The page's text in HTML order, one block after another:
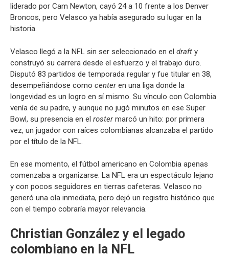
liderado por Cam Newton, cayó 24 a 10 frente a los Denver
Broncos, pero Velasco ya había asegurado su lugar en la
historia.
Velasco llegó a la NFL sin ser seleccionado en el draft y
construyó su carrera desde el esfuerzo y el trabajo duro.
Disputó 83 partidos de temporada regular y fue titular en 38,
desempeñándose como centeren una liga donde la
longevidad es un logro en sí mismo. Su vínculo con Colombia
venía de su padre, y aunque no jugó minutos en ese Super
Bowl, su presencia en el rostermarcó un hito: por primera
vez, un jugador con raíces colombianas alcanzaba el partido
por el título de la NFL.
En ese momento, el fútbol americano en Colombia apenas
comenzaba a organizarse. La NFL era un espectáculo lejano
y con pocos seguidores en tierras cafeteras. Velasco no
generó una ola inmediata, pero dejó un registro histórico que
con el tiempo cobraría mayor relevancia.
Christian González y el legado
colombiano en la NFL